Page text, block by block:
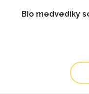
Bio medvedíky